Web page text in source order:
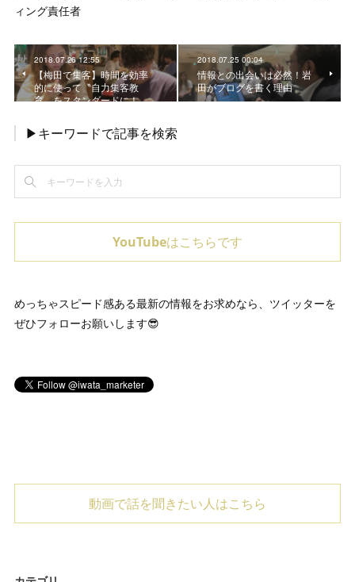
ィング責任者
2018.07.26 12:55
【梅田で集客】時間を効率
的に使って〝自力集客教
育〟をスタンダードに！
2018.07.25 00:04
情報との出会いは必然！岩
田がブログを書く理由
▶キーワードで記事を検索
YouTubeはこちらです
めっちゃスピード感ある最新の情報をお求めなら、ツイッターを
ぜひフォローお願いします😎
動画で話を聞きたい人はこちら